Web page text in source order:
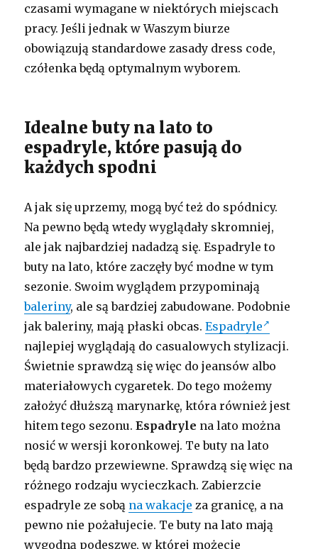
czasami wymagane w niektórych miejscach
pracy. Jeśli jednak w Waszym biurze
obowiązują standardowe zasady dress code,
czółenka będą optymalnym wyborem.
Idealne buty na lato to
espadryle, które pasują do
każdych spodni
A jak się uprzemy, mogą być też do spódnicy.
Na pewno będą wtedy wyglądały skromniej,
ale jak najbardziej nadadzą się. Espadryle to
buty na lato, które zaczęły być modne w tym
sezonie. Swoim wyglądem przypominają
baleriny, ale są bardziej zabudowane. Podobnie
jak baleriny, mają płaski obcas.Espadryle
najlepiej wyglądają do casualowych stylizacji.
Świetnie sprawdzą się więc do jeansów albo
materiałowych cygaretek. Do tego możemy
założyć dłuższą marynarkę, która również jest
hitem tego sezonu.Espadryle na lato można
nosić w wersji koronkowej. Te buty na lato
będą bardzo przewiewne. Sprawdzą się więc na
różnego rodzaju wycieczkach. Zabierzcie
espadryle ze sobą na wakacje za granicę, a na
pewno nie pożałujecie. Te buty na lato mają
wygodną podeszwę, w której możecie